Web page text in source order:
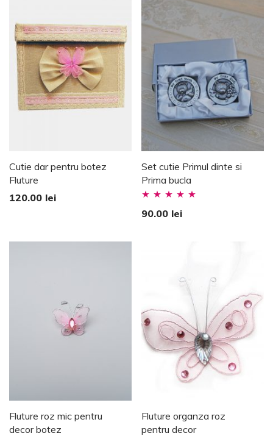
Cutie dar pentru botez
Fluture
120.00 lei
Set cutie Primul dinte si
Prima bucla
Evaluat la
90.00 lei
Fluture roz mic pentru
decor botez
Fluture organza roz
pentru decor